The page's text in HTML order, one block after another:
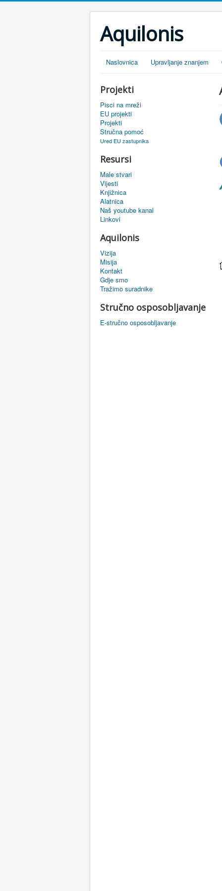
Aquilonis
Naslovnica Upravljanje znanjem
Projekti
Pisci na mreži
EU projekti
Projekti
Stručna pomoć
Ured EU zastupnika
Resursi
Male stvari
Vijesti
Knjižnica
Alatnica
Naš youtube kanal
Linkovi
Aquilonis
Vizija
Misija
Kontakt
Gdje smo
Tražimo suradnike
Stručno osposobljavanje
E-stručno osposobljavanje